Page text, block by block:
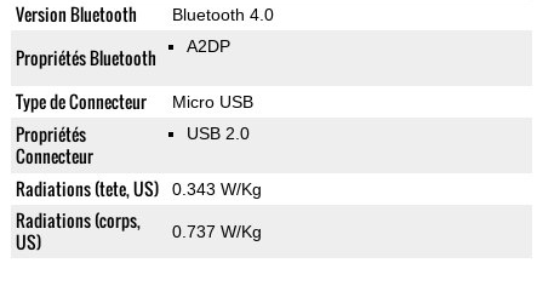
Version Bluetooth Bluetooth 4.0
Propriétés Bluetooth A2DP
Type de Connecteur Micro USB
Propriétés
Connecteur
USB 2.0
Radiations (tete, US) 0.343 W/Kg
Radiations (corps,
US)
0.737 W/Kg